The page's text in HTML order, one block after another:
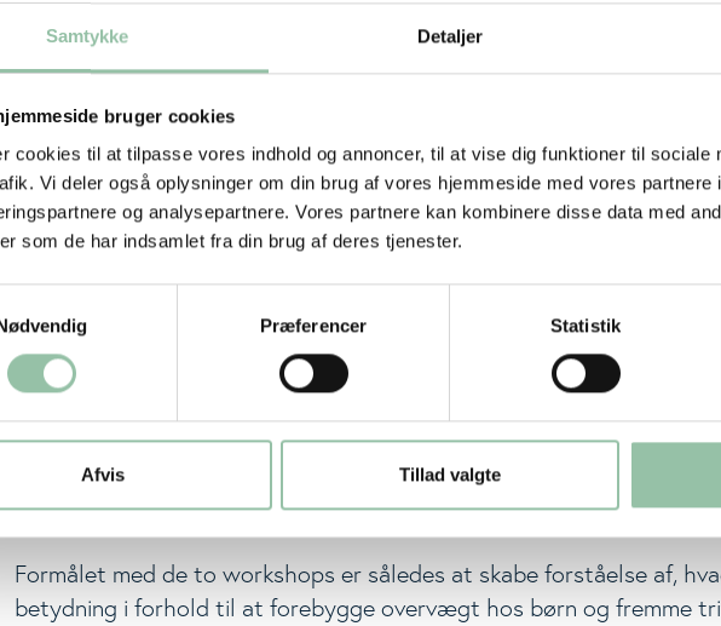
Samtykke Detaljer
bruger cookies
cookies til at tilpasse vores indhold og annoncer, til at vise dig funktioner til sociale
Vi deler også oplysninger om din brug af vores hjemmeside med vores partnere
og analysepartnere. Vores partnere kan kombinere disse data med
som de har indsamlet fra din brug af deres tjenester.
Præferencer Statistik
Afvis Tillad valgte
og Forebyggelse, Frederiksberg Hospital, Generation Sunde Børn og
indsatsen. Afslutningsvis vil der være tid til spørgsmål.
På workshoppen vil vi i fællesskab opbygge en forståelse af alt det,
betydning i forhold til udvikling af overvægt hos børn i Danmark.
overvægt er påvirket af mange faktorer og mange aktører har
inviterer vi alle organisationer, virksomheder og myndigheder, der
med til at præge projektet og som vil være med til at skabe en
helhedsorienteret forståelse af, hvad der har betydning i en dansk
Workshop 2, d. 24. november 2022: Muligheder for indsatser der fremmer
På den anden workshop vil vi identificere oplagte områder, hvor der
indsatser og skabes forandringer, som kan bidrage til at øge børns
de faktorer, der øger risikoen for overvægt blandt børn.
Formålet med de to workshops er således at skabe forståelse af,
betydning i forhold til at forebygge overvægt hos børn og fremme